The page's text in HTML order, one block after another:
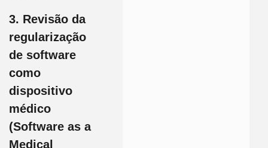
3. Revisão da
regularização
de software
como
dispositivo
médico
(Software as a
Medical